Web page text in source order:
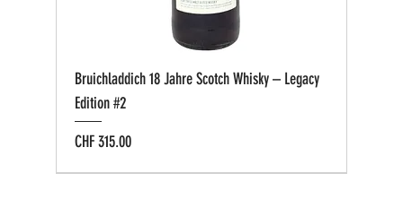
Bruichladdich 18 Jahre Scotch Whisky – Legacy
Edition #2
Preis
CHF 315.00